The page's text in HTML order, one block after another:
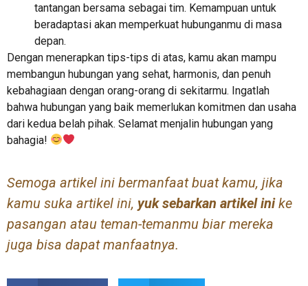
tantangan bersama sebagai tim. Kemampuan untuk
beradaptasi akan memperkuat hubunganmu di masa
depan.
Dengan menerapkan tips-tips di atas, kamu akan mampu
membangun hubungan yang sehat, harmonis, dan penuh
kebahagiaan dengan orang-orang di sekitarmu. Ingatlah
bahwa hubungan yang baik memerlukan komitmen dan usaha
dari kedua belah pihak. Selamat menjalin hubungan yang
bahagia!
Semoga artikel ini bermanfaat buat kamu, jika
kamu suka artikel ini, yuk sebarkan artikel inike
pasangan atau teman-temanmu biar mereka
juga bisa dapat manfaatnya.